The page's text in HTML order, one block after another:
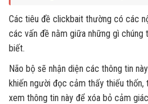
Các tiêu đề clickbait thường có các
các vấn đề nằm giữa những gì
biết.
Não bộ sẽ nhận diện các thông tin
khiến người đọc cảm thấy thiếu
xem thông tin này để xóa bỏ cảm